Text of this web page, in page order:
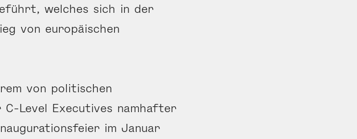
welches sich in der
von europäischen
von politischen
Level Executives namhafter
im Januar